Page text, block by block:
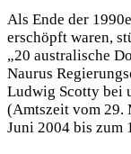
Als Ende der
erschöpft waren,
„20 australische
Naurus
Ludwig Scotty bei
(Amtszeit vom 29.
Juni 2004 bis zum